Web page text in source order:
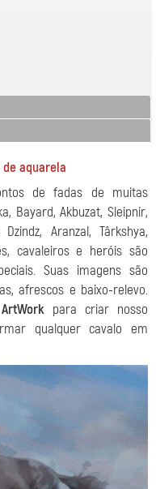
aquarela
de fadas de muitas
Bayard, Akbuzat, Sleipnir,
Aranzal, Târkshya,
cavaleiros e heróis são
Suas imagens são
afrescos e baixo-relevo.
para criar nosso
qualquer cavalo em